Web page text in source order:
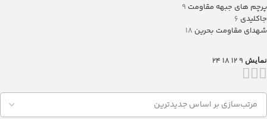
پرچم های جبهه مقاومت 9
جاکلیدی 6
شهدای مقاومت بحرین 18
نمایش 9
12
18
24